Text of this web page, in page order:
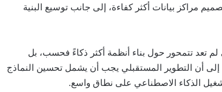
مراكز بيانات أكثر كفاءة، إلى جانب توسيع البنية
تعد تتمحور حول بناء أنظمة أكثر ذكاءً فحسب، بل
أن التطوير المستقبلي يجب أن يشمل تحسين النماذج
الذكاء الاصطناعي على نطاق واسع.